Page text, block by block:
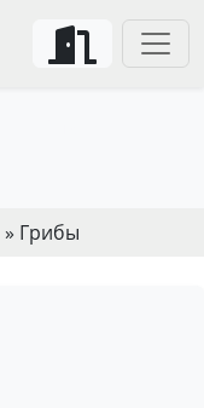
» Грибы